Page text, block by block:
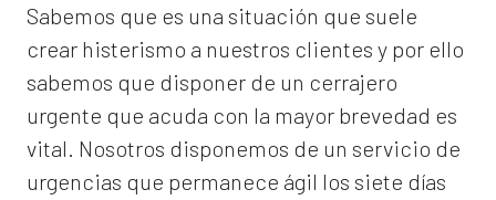
Sabemos que es una situación que suele
crear histerismo a nuestros clientes y por ello
sabemos que disponer de un cerrajero
urgente que acuda con la mayor brevedad es
vital. Nosotros disponemos de un servicio de
urgencias que permanece ágil los siete días